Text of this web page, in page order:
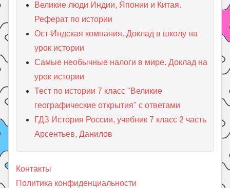
Великие люди Индии, Японии и Китая.
Реферат по истории
Ост-Индская компания. Доклад в школу на
урок истории
Самые необычные налоги в мире. Доклад на
урок истории
Тест по истории 7 класс "Великие
географические открытия" с ответами
ГДЗ История России, учебник 7 класс 2 часть
Арсентьев, Данилов
Контакты
Политика конфиденциальности